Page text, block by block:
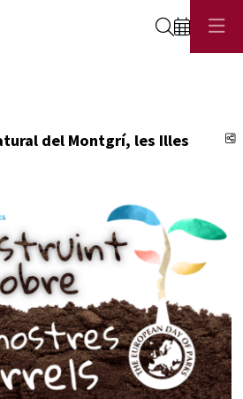
Cerca
del Montgrí, les Illes